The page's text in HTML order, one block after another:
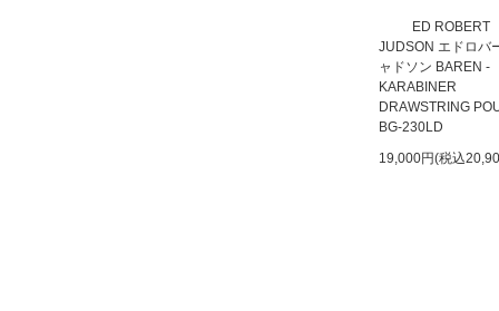
ED ROBERT
JUDSON エドロバ
ャドソン BAREN -
KARABINER
DRAWSTRING
BG-230LD
19,000円(税込